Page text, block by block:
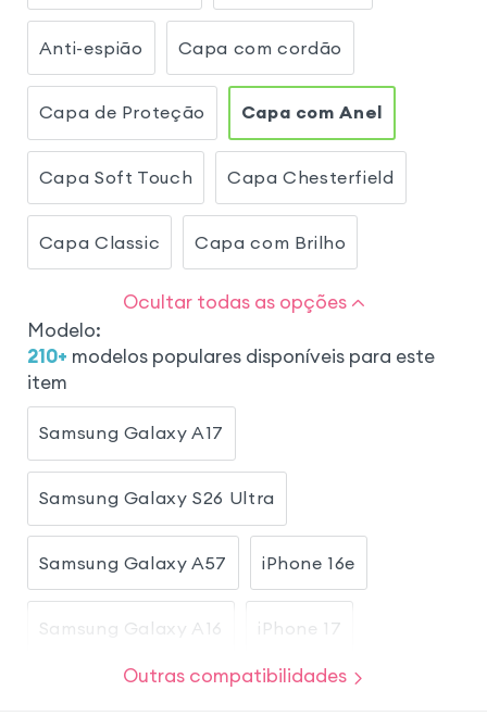
Anti-espião Capa com cordão
Capa de Proteção Capa com Anel
Capa Soft Touch Capa Chesterfield
Capa Classic Capa com Brilho
Ocultar todas as opções
Modelo:
210+ modelos populares disponíveis para este
item
Samsung Galaxy A17
Samsung Galaxy S26 Ultra
Samsung Galaxy A57 iPhone 16e
Samsung Galaxy A16 iPhone 17
Outras compatibilidades